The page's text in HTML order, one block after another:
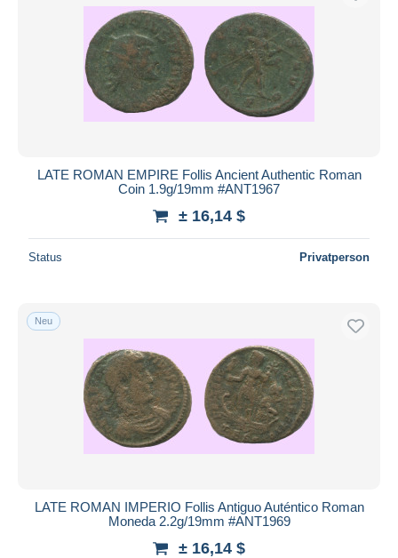
LATE ROMAN EMPIRE Follis Ancient Authentic Roman
Coin 1.9g/19mm #ANT1967
± 16,14 $
Status Privatperson
Neu
LATE ROMAN IMPERIO Follis Antiguo Auténtico Roman
Moneda 2.2g/19mm #ANT1969
± 16,14 $